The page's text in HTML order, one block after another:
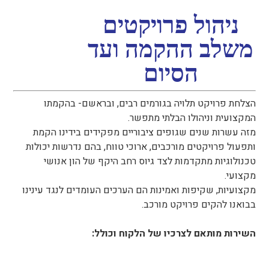
ניהול פרויקטים
משלב ההקמה ועד
הסיום
הצלחת פרויקט תלויה בגורמים רבים, ובראשם- בהקמתו
המקצועית וניהולו הבלתי מתפשר.
מזה עשרות שנים שגופים ציבוריים מפקידים בידינו הקמת
ותפעול פרויקטים מורכבים, ארוכי טווח, בהם נדרשות יכולות
טכנולוגיות מתקדמות לצד גיוס רחב היקף של הון אנושי
מקצועי.
מקצועיות, שקיפות ואמינות הם הערכים העומדים לנגד עינינו
בבואנו להקים פרויקט מורכב.
השירות מותאם לצרכיו של הלקוח וכולל: